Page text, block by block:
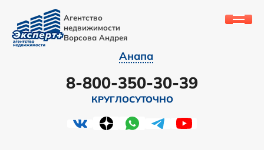
Агентство
недвижимости
Ворсова Андрея
Анапа
8-800-350-30-39
КРУГЛОСУТОЧНО